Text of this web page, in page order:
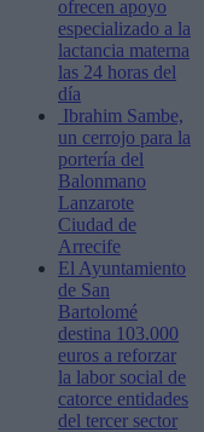
ofrecen apoyo
especializado a la
lactancia materna
las 24 horas del
día
Ibrahim Sambe,
un cerrojo para la
portería del
Balonmano
Lanzarote
Ciudad de
Arrecife
El Ayuntamiento
de San
Bartolomé
destina 103.000
euros a reforzar
la labor social de
catorce entidades
del tercer sector